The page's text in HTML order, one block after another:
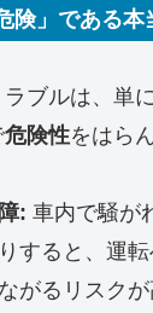
険」である本
ブルは、単
危険性をはら
: 車内で騒が
すると、運
がるリスクが